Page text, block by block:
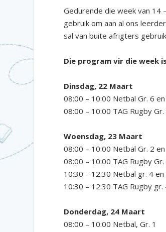
Gedurende die week van 14
gebruik om aan al ons
sal van buite afrigters
Die program vir die week
Dinsdag, 22 Maart
08:00 – 10:00 Netbal Gr. 6
08:00 – 10:00 TAG Rugby
Woensdag, 23 Maart
08:00 – 10:00 Netbal Gr. 2
08:00 – 10:00 TAG Rugby
10:30 – 12:30 Netbal gr. 4 en
10:30 – 12:30 TAG Rugby
Donderdag, 24 Maart
08:00 – 10:00 Netbal, Gr. 1